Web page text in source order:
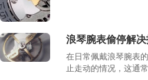
浪琴腕表偷停解决
在日常佩戴浪琴腕表
止走动的情况，这通